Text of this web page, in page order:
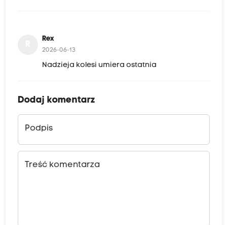
Rex
2026-06-13
Nadzieja kolesi umiera ostatnia
Dodaj komentarz
Podpis
Treść komentarza